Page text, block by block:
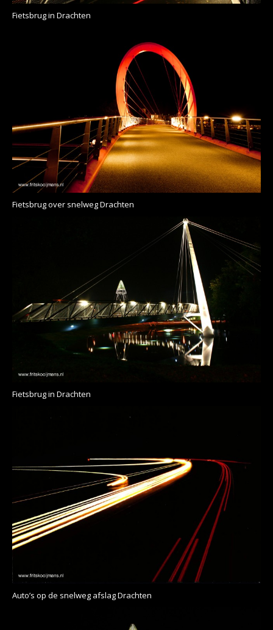
Fietsbrug in Drachten
Fietsbrug over snelweg Drachten
Fietsbrug in Drachten
Auto’s op de snelweg afslag Drachten